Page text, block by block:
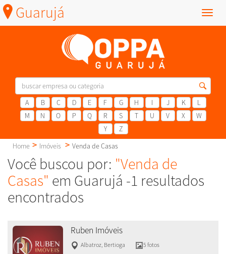
Menu
Guarujá
A B C D E F G H I J K
L
M
N O P Q R S T U V X
W
Y
Z
Home
Imóveis Venda de Casas
Você buscou por: "Venda de
Casas" em Guarujá -1 resultados
encontrados
Ruben Imóveis
Albatroz, Bertioga
5 fotos